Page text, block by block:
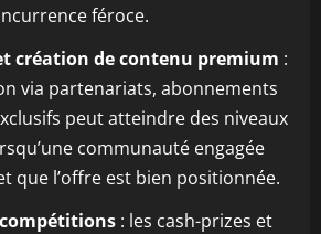
féroce.
création de contenu premium :
via partenariats, abonnements
peut atteindre des niveaux
communauté engagée
que l’offre est bien positionnée.
: les cash-prizes et